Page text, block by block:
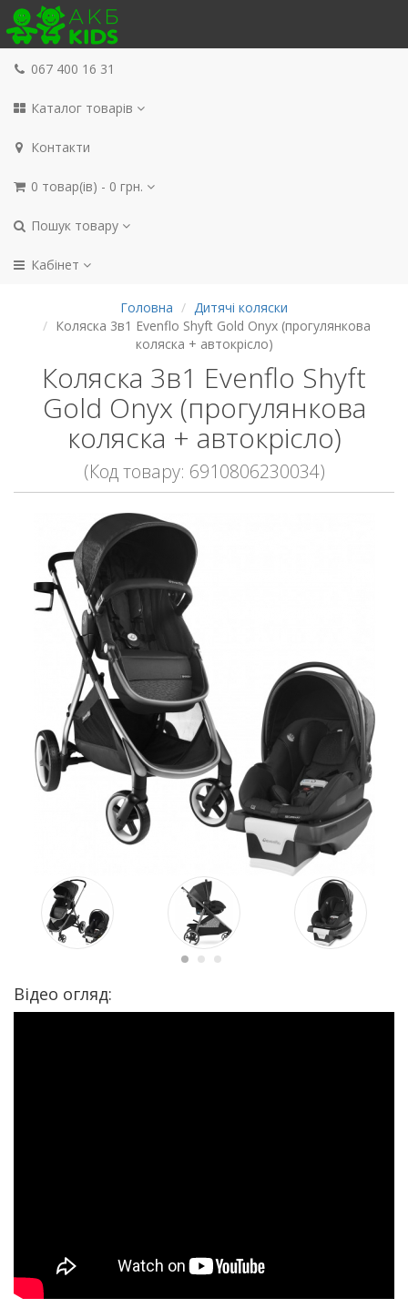
067 400 16 31
Каталог товарів
Контакти
0 товар(ів) - 0 грн.
Пошук товару
Кабінет
Головна
Дитячі коляски
Коляска 3в1 Evenflo Shyft Gold Onyx (прогулянкова
коляска + автокрісло)
Коляска 3в1 Evenflo Shyft
Gold Onyx (прогулянкова
коляска + автокрісло)
(Код товару: 6910806230034)
Відео огляд: